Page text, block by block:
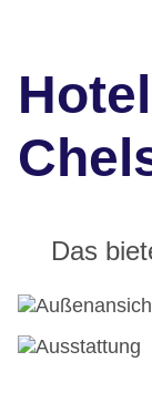
Das